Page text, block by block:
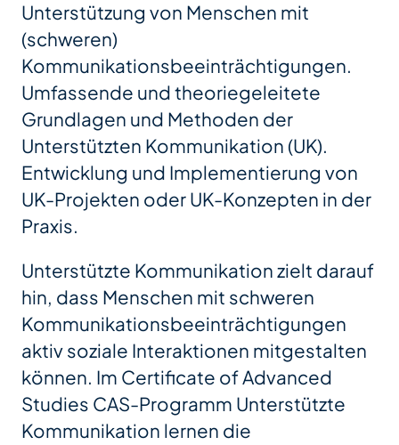
Unterstützung von Menschen mit
(schweren)
Kommunikationsbeeinträchtigungen.
Umfassende und theoriegeleitete
Grundlagen und Methoden der
Unterstützten Kommunikation (UK).
Entwicklung und Implementierung von
UK-Projekten oder UK-Konzepten in der
Praxis.
Unterstützte Kommunikation zielt darauf
hin, dass Menschen mit schweren
Kommunikationsbeeinträchtigungen
aktiv soziale Interaktionen mitgestalten
können. Im Certificate of Advanced
Studies CAS-Programm Unterstützte
Kommunikation lernen die